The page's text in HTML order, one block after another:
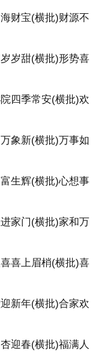
财宝(横批)财源不
岁甜(横批)形势喜
四季常安(横批)欢
象新(横批)万事如
生辉(横批)心想事
家门(横批)家和万
喜上眉梢(横批)喜
新年(横批)合家欢
迎春(横批)福满人